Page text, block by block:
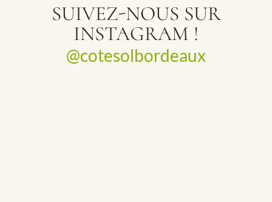
SUIVEZ-NOUS SUR
INSTAGRAM !
@cotesolbordeaux